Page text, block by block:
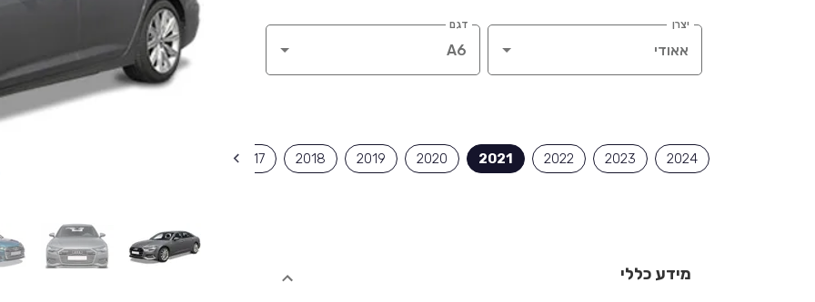
יצרן דגם
2024
2023
2022
2021
2020
2019
2018
2017
מידע כללי